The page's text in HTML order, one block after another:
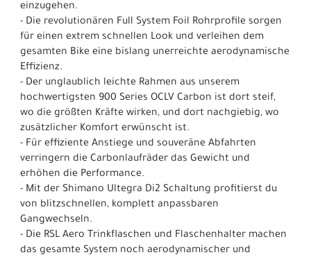
einzugehen.
- Die revolutionären Full System Foil Rohrprofile sorgen
für einen extrem schnellen Look und verleihen dem
gesamten Bike eine bislang unerreichte aerodynamische
Effizienz.
- Der unglaublich leichte Rahmen aus unserem
hochwertigsten 900 Series OCLV Carbon ist dort steif,
wo die größten Kräfte wirken, und dort nachgiebig, wo
zusätzlicher Komfort erwünscht ist.
- Für effiziente Anstiege und souveräne Abfahrten
verringern die Carbonlaufräder das Gewicht und
erhöhen die Performance.
- Mit der Shimano Ultegra Di2 Schaltung profitierst du
von blitzschnellen, komplett anpassbaren
Gangwechseln.
- Die RSL Aero Trinkflaschen und Flaschenhalter machen
das gesamte System noch aerodynamischer und